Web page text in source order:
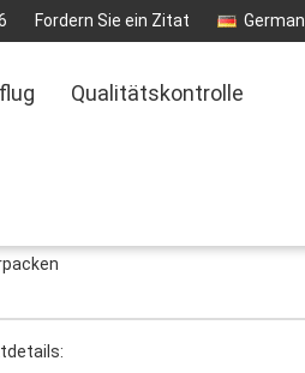
Fordern Sie ein Zitat German
Qualitätskontrolle